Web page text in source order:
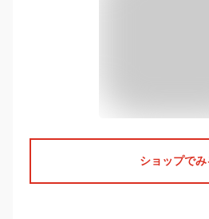
ショップでみ